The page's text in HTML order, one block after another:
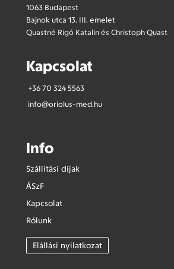
1063 Budapest
Bajnok utca 13. III. emelet
Quastné Rigó Katalin és Christoph Quast
Kapcsolat
+36 70 324 5563
info@oriolus-med.hu
Info
Szállítási díjak
ÁSzF
Kapcsolat
Rólunk
Elállási nyilatkozat